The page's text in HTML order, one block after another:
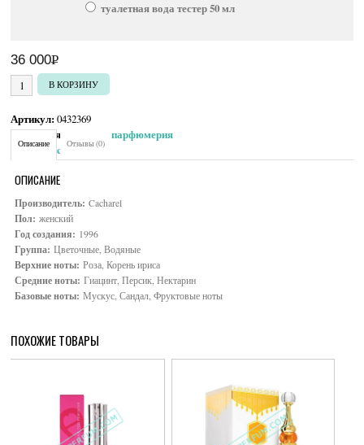
туалетная вода тестер 50 мл
36 000Р
УБ.
Количество товара Cacharel Eau de Eden
В КОРЗИНУ
Артикул:0432369
Категория:
Женская парфюмерия
Brand:Cacharel
Описание Отзывы (0)
ОПИСАНИЕ
Производитель: Cacharel
Пол: женский
Год создания: 1996
Группа: Цветочные, Водяные
Верхние ноты: Роза, Корень ириса
Средние ноты: Гиацинт, Персик, Нектарин
Базовые ноты:Мускус, Сандал, Фруктовые ноты
ПОХОЖИЕ ТОВАРЫ